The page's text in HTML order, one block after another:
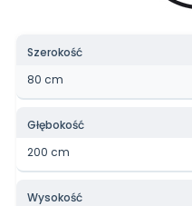
Szerokość
80 cm
Głębokość
200 cm
Wysokość